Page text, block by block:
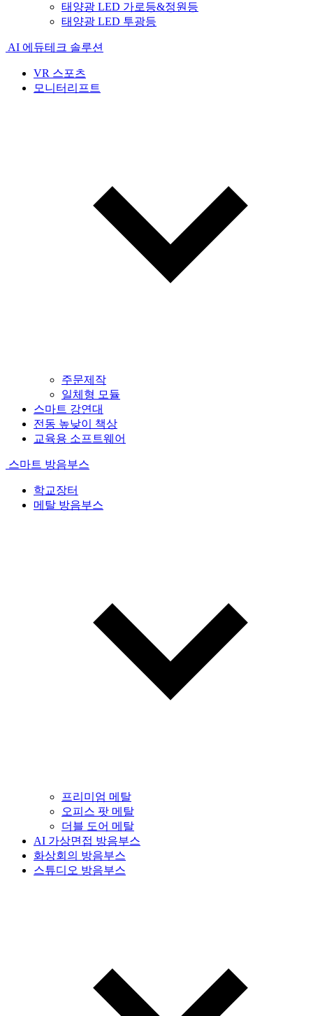
태양광 LED 가로등&정원등
태양광 LED 투광등
AI 에듀테크 솔루션
VR 스포츠
모니터리프트
주문제작
일체형 모듈
스마트 강연대
전동 높낮이 책상
교육용 소프트웨어
스마트 방음부스
학교장터
메탈 방음부스
프리미엄 메탈
오피스 팟 메탈
더블 도어 메탈
AI 가상면접 방음부스
화상회의 방음부스
스튜디오 방음부스